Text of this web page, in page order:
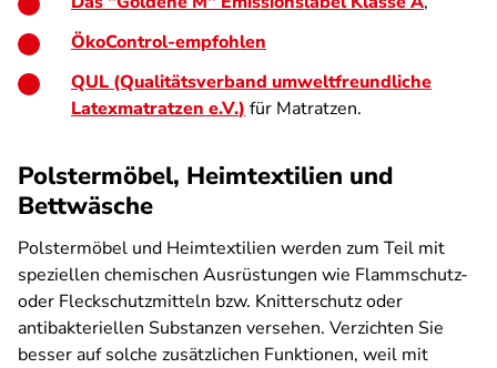
ÖkoControl-empfohlen
QUL (Qualitätsverband umweltfreundliche
Latexmatratzen e.V.) für Matratzen.
Polstermöbel, Heimtextilien und
Bettwäsche
Polstermöbel und Heimtextilien werden zum Teil mit
speziellen chemischen Ausrüstungen wie Flammschutz-
oder Fleckschutzmitteln bzw. Knitterschutz oder
antibakteriellen Substanzen versehen. Verzichten Sie
besser auf solche zusätzlichen Funktionen, weil mit